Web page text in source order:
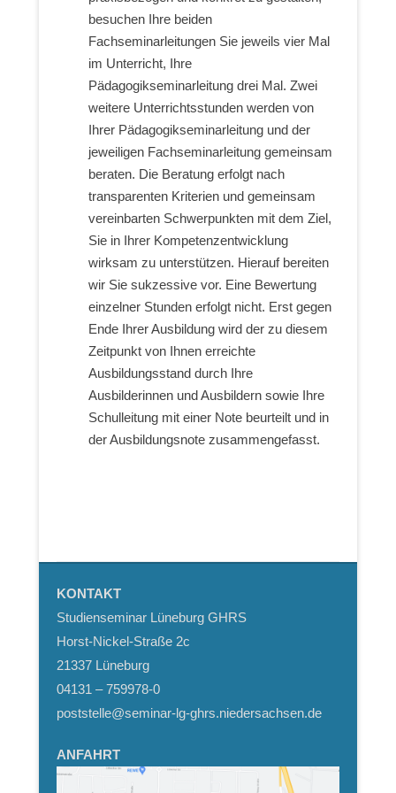
besuchen Ihre beiden
Fachseminarleitungen Sie jeweils vier Mal
im Unterricht, Ihre
Pädagogikseminarleitung drei Mal. Zwei
weitere Unterrichtsstunden werden von
Ihrer Pädagogikseminarleitung und der
jeweiligen Fachseminarleitung gemeinsam
beraten. Die Beratung erfolgt nach
transparenten Kriterien und gemeinsam
vereinbarten Schwerpunkten mit dem Ziel,
Sie in Ihrer Kompetenzentwicklung
wirksam zu unterstützen. Hierauf bereiten
wir Sie sukzessive vor. Eine Bewertung
einzelner Stunden erfolgt nicht. Erst gegen
Ende Ihrer Ausbildung wird der zu diesem
Zeitpunkt von Ihnen erreichte
Ausbildungsstand durch Ihre
Ausbilderinnen und Ausbildern sowie Ihre
Schulleitung mit einer Note beurteilt und in
der Ausbildungsnote zusammengefasst.
KONTAKT
Studienseminar Lüneburg GHRS
Horst-Nickel-Straße 2c
21337 Lüneburg
04131 – 759978-0
poststelle@seminar-lg-ghrs.niedersachsen.de
ANFAHRT